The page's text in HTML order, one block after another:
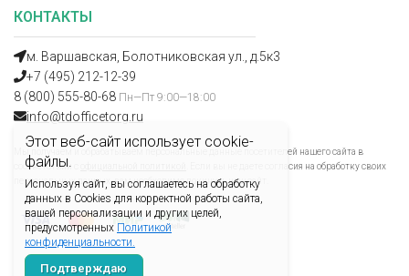
Этот веб-сайт использует cookie-
файлы.
Используя сайт, вы соглашаетесь на обработку
данных в Cookies для корректной работы сайта,
вашей персонализации и других целей,
предусмотренных Политикой
конфиденциальности.
Подтверждаю
КОНТАКТЫ
м. Варшавская, Болотниковская ул., д.5к3
+7 (495) 212-12-39
8 (800) 555-80-68 Пн—Пт 9:00—18:00
info@tdofficetorg.ru
Мы получаем и обрабатываем персональные данные посетителей нашего сайта в
соответствии с
. Если вы не даете согласия на обработку своих
персональных данных, вам необходимо покинуть наш сайт.